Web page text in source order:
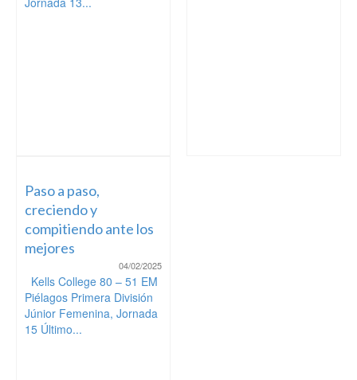
Paso a paso,
creciendo y
compitiendo ante los
mejores
04/02/2025
Kells College 80 – 51 EM
Piélagos Primera División
Júnior Femenina, Jornada
15 Último...